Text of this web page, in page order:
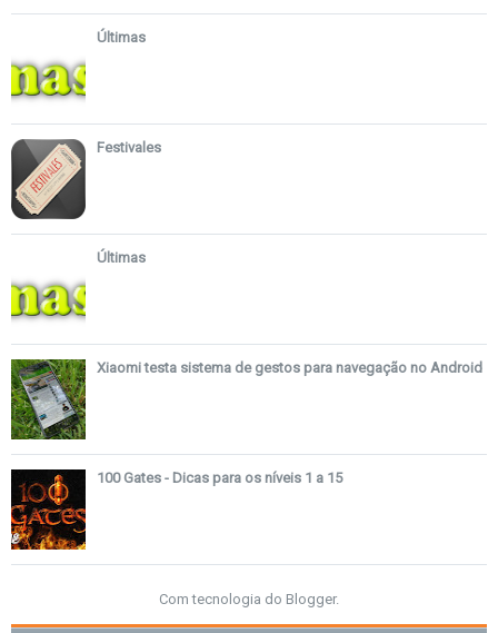
Últimas
Festivales
Últimas
Xiaomi testa sistema de gestos para navegação no Android
100 Gates - Dicas para os níveis 1 a 15
Com tecnologia do Blogger.